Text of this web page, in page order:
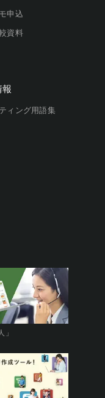
」
申込
資料
報
ィング用語集